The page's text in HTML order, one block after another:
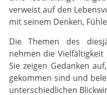
verweist auf den
mit seinem Denken,
Die Themen des
nehmen die
Sie zeigen Gedanken
gekommen sind und
unterschiedlichen